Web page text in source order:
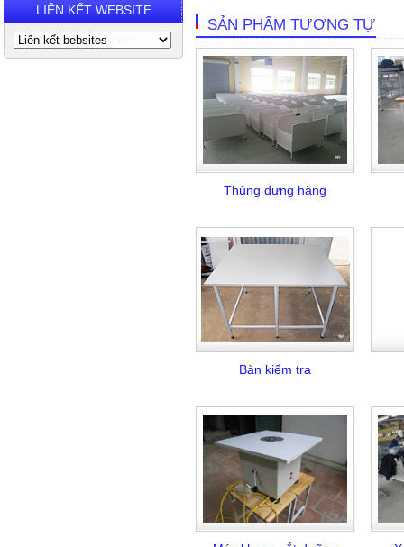
LIÊN KẾT WEBSITE
SẢN PHẨM TƯƠNG TỰ
Thùng đựng hàng
Bàn kiểm tra